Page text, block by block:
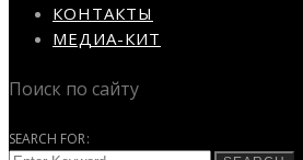
КОНТАКТЫ
МЕДИА-КИТ
Поиск по сайту
SEARCH FOR: